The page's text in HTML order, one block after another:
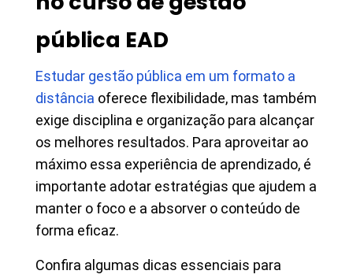
pública EAD
Estudar gestão pública em um formato a
distância oferece flexibilidade, mas também
exige disciplina e organização para alcançar
os melhores resultados. Para aproveitar ao
máximo essa experiência de aprendizado, é
importante adotar estratégias que ajudem a
manter o foco e a absorver o conteúdo de
forma eficaz.
Confira algumas dicas essenciais para